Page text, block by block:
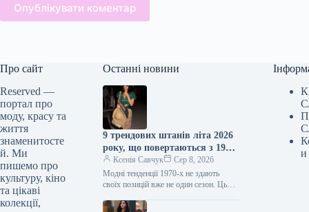
Опублікувати коментар
Про сайт
Reserved —
портал про
моду, красу та
життя
знаменитосте
й. Ми
пишемо про
культуру, кіно
та цікаві
колекції,
Останні новини
9 трендових штанів літа 2026
року, що повертаються з 1970-
х
Ксенія Савчук
Сер 8, 2026
Модні тенденції 1970-х не здають
своїх позицій вже не один сезон. Цього
фасони, характерні…
и